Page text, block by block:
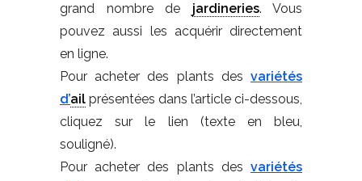
grand nombre de jardineries. Vous
pouvez aussi les acquérir directement
en ligne.
Pour acheter des plants des variétés
d’ail présentées dans l’article ci-dessous,
cliquez sur le lien (texte en bleu,
souligné).
Pour acheter des plants des variétés